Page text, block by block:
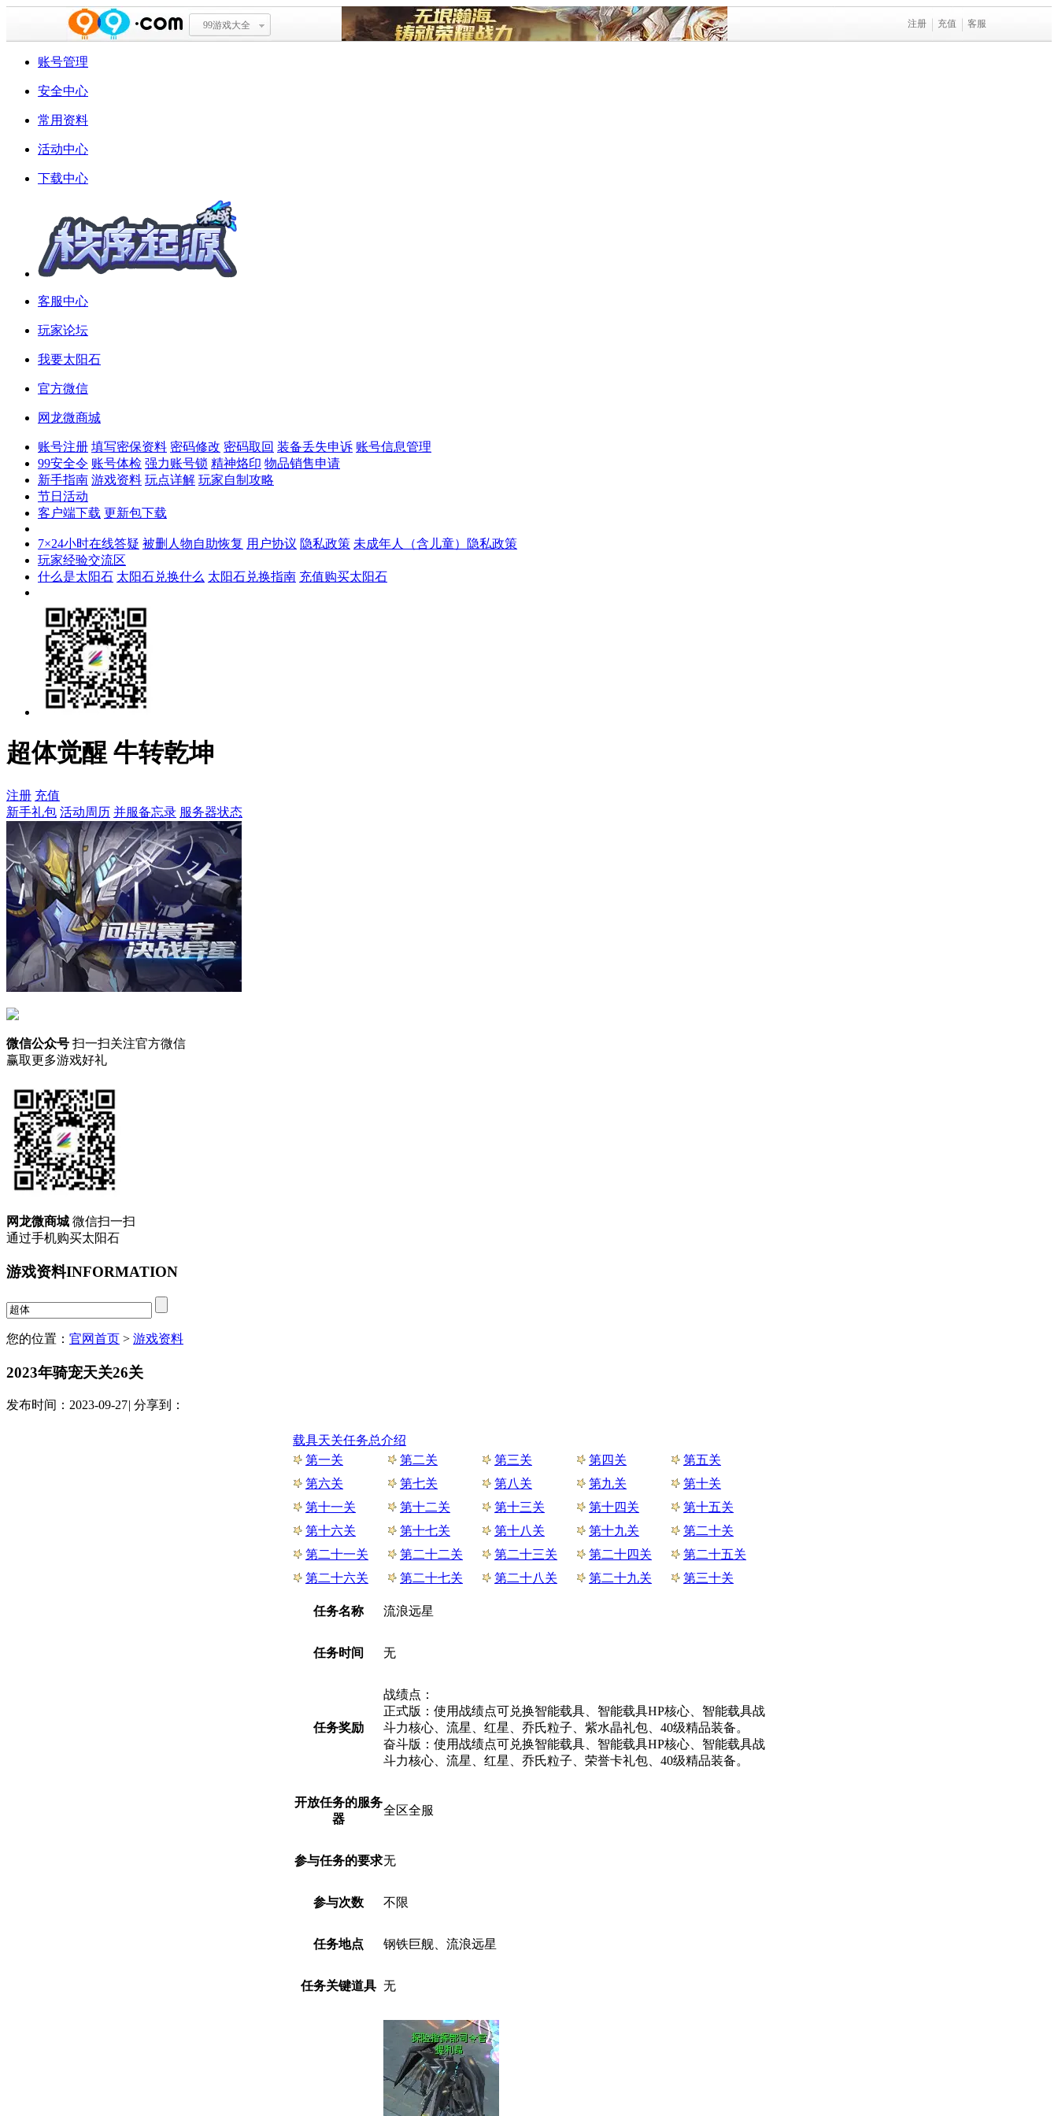
99游戏大全 注册 充值 客服
账号管理
安全中心
常用资料
活动中心
下载中心
客服中心
玩家论坛
我要太阳石
官方微信
网龙微商城
账号注册 填写密保资料 密码修改 密码取回 装备丢失申诉 账号信息管理
99安全令 账号体检 强力账号锁 精神烙印 物品销售申请
新手指南 游戏资料 玩点详解 玩家自制攻略
节日活动
客户端下载 更新包下载
7×24小时在线答疑 被删人物自助恢复 用户协议 隐私政策 未成年人（含儿童）隐私政策
玩家经验交流区
什么是太阳石 太阳石兑换什么 太阳石兑换指南 充值购买太阳石
超体觉醒 牛转乾坤
注册 充值
新手礼包 活动周历 并服备忘录 服务器状态
微信公众号 扫一扫关注官方微信
赢取更多游戏好礼
网龙微商城 微信扫一扫
通过手机购买太阳石
游戏资料INFORMATION
您的位置： 官网首页 > 游戏资料
2023年骑宠天关26关
发布时间：2023-09-27| 分享到：
载具天关任务总介绍
第一关
第二关 第三关 第四关
第五关
第六关
第七关 第八关 第九关
第十关
第十一关
第十二关 第十三关 第十四关
第十五关
第十六关
第十七关 第十八关 第十九关
第二十关
第二十一关
第二十二关 第二十三关 第二十四关
第二十五关
第二十六关
第二十七关 第二十八关 第二十九关 第三十关
任务名称 流浪远星
任务时间 无
任务奖励
战绩点：
正式版：使用战绩点可兑换智能载具、智能载具HP核心、智能载具战
斗力核心、流星、红星、乔氏粒子、紫水晶礼包、40级精品装备。
奋斗版：使用战绩点可兑换智能载具、智能载具HP核心、智能载具战
斗力核心、流星、红星、乔氏粒子、荣誉卡礼包、40级精品装备。
开放任务的服务
器
全区全服
参与任务的要求无
参与次数 不限
任务地点 钢铁巨舰、流浪远星
任务关键道具 无